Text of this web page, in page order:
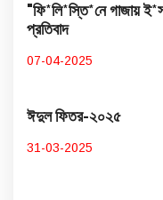
"ফি*লি*স্তি*নে গাজায়
প্রতিবাদ
07-04-2025
ঈদুল ফিতর-২০২৫
31-03-2025